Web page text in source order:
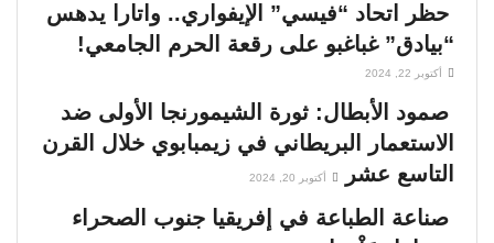
حظر اتحاد “فيسي” الإيفواري.. واتارا يدهس
“بيادق” غباغبو على رقعة الحرم الجامعي!
أكتوبر 22, 2024
صمود الأبطال: ثورة الشيمورنجا الأولى ضد
الاستعمار البريطاني في زيمبابوي خلال القرن
التاسع عشر
أكتوبر 20, 2024
صناعة الطباعة في إفريقيا جنوب الصحراء